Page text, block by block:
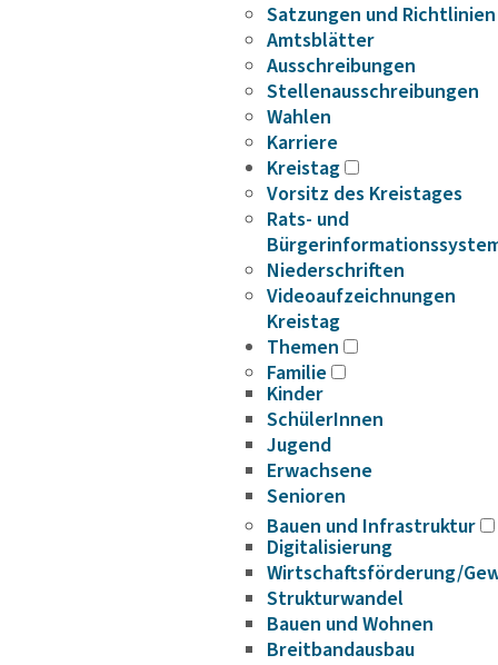
Satzungen und Richtlinien
Amtsblätter
Ausschreibungen
Stellenausschreibungen
Wahlen
Karriere
Kreistag
Vorsitz des Kreistages
Rats- und
Niederschriften
Videoaufzeichnungen
Kreistag
Themen
Familie
Kinder
SchülerInnen
Jugend
Erwachsene
Senioren
Bauen und Infrastruktur
Digitalisierung
Wirtschaftsförderung/
Strukturwandel
Bauen und Wohnen
Breitbandausbau